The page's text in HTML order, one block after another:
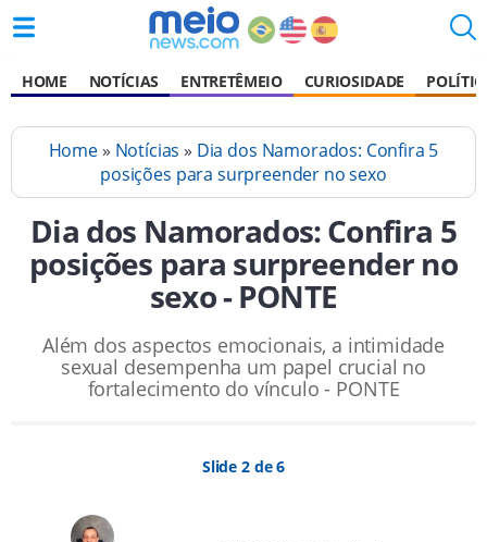
HOME NOTÍCIAS ENTRETÊMEIO CURIOSIDADE
Home» Notícias » Dia dos Namorados: Confira 5
posições para surpreender no sexo
Dia dos Namorados: Confira 5
posições para surpreender no
sexo - PONTE
Além dos aspectos emocionais, a intimidade
sexual desempenha um papel crucial no
fortalecimento do vínculo - PONTE
Slide 2 de 6